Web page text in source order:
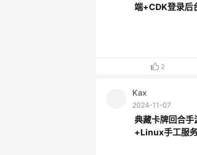
端+CDK登录后
2
Kax
2024-11-07
典藏卡牌回合
+Linux手工服